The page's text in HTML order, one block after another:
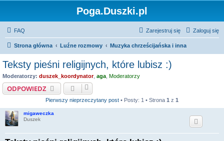
Poga.Duszki.pl
FAQ Zaloguj się
Zarejestruj się
Strona główna Luźne rozmowy Muzyka chrześcijańska i inna
Teksty pieśni religijnych, które lubisz :)
Moderatorzy: duszek_koordynator, aga Moderatorzy
ODPOWIEDZ
Pierwszy nieprzeczytany post • Posty: 1 • Strona 1 z 1
migaweczka
Duszek